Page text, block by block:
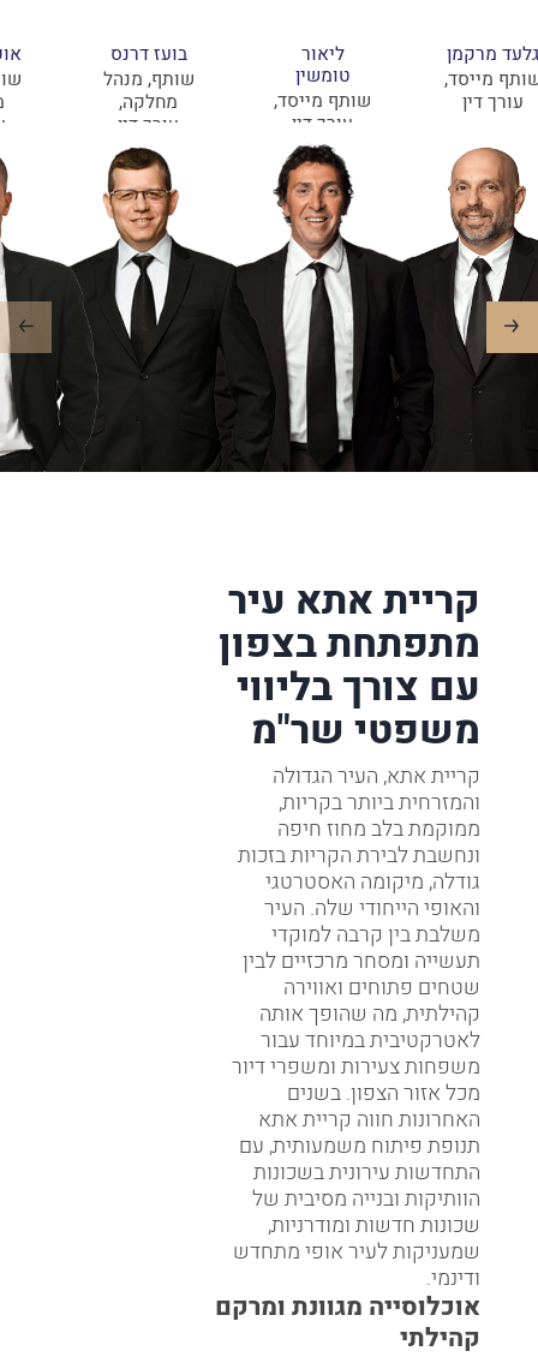
גלעד מרקמן
מייסד,
עורך דין
ליאור
טומשין
שותף מייסד,
עורך דין
בועז דרנס
שותף, מנהל
מחלקה,
עורך דין
קריית אתא עיר
מתפתחת בצפון
עם צורך בליווי
משפטי שר"מ
קריית אתא, העיר הגדולה
והמזרחית ביותר בקריות,
ממוקמת בלב מחוז חיפה
ונחשבת לבירת הקריות בזכות
גודלה, מיקומה האסטרטגי
והאופי הייחודי שלה. העיר
משלבת בין קרבה למוקדי
תעשייה ומסחר מרכזיים לבין
שטחים פתוחים ואווירה
קהילתית, מה שהופך אותה
לאטרקטיבית במיוחד עבור
משפחות צעירות ומשפרי דיור
מכל אזור הצפון. בשנים
האחרונות חווה קריית אתא
תנופת פיתוח משמעותית, עם
התחדשות עירונית בשכונות
הוותיקות ובנייה מסיבית של
שכונות חדשות ומודרניות,
שמעניקות לעיר אופי מתחדש
ודינמי.
אוכלוסייה מגוונת ומרקם
קהילתי